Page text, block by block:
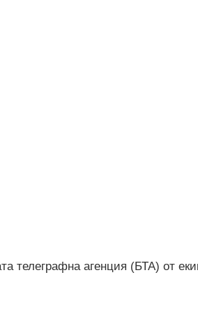
телеграфна агенция (БТА) от